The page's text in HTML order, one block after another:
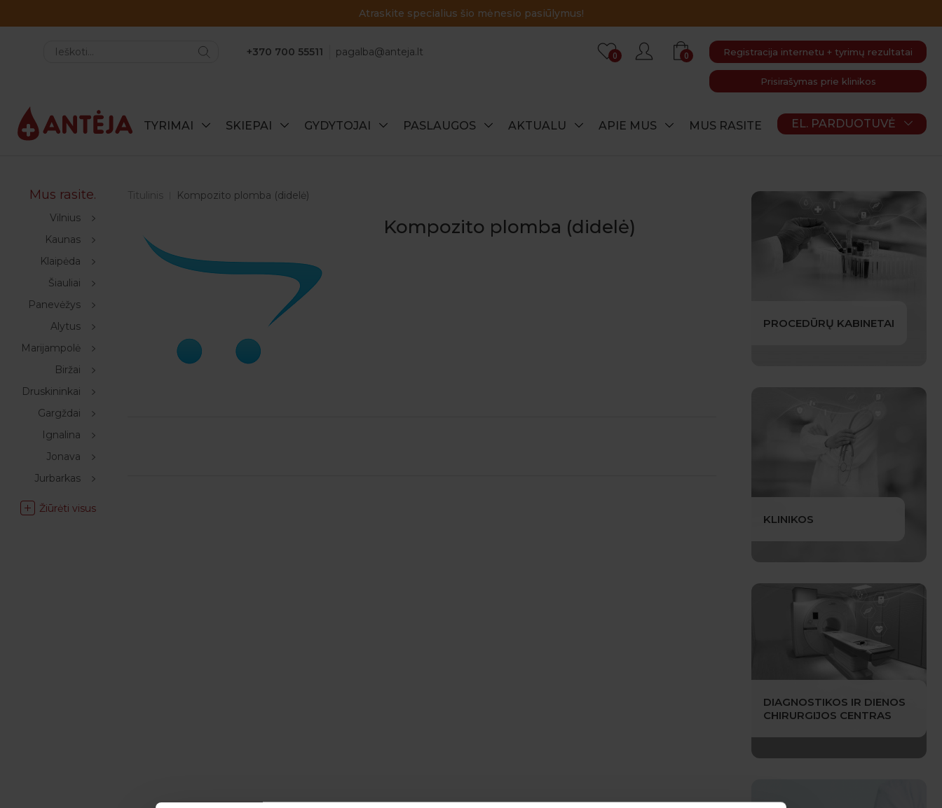
Atraskite specialius šio mėnesio pasiūlymus!
+370 700 55511 pagalba@anteja.lt Registracija internetu + tyrimų rezultatai
Prisirašymas prie klinikos
0 0
TYRIMAI SKIEPAI GYDYTOJAI PASLAUGOS AKTUALU APIE MUS MUS RASITE EL. PARDUOTUVĖ
Mus rasite.
Vilnius
Kaunas
Klaipėda
Šiauliai
Panevėžys
Alytus
Marijampolė
Biržai
Druskininkai
Gargždai
Ignalina
Jonava
Jurbarkas
Žiūrėti visus
Titulinis Kompozito plomba (didelė)
Kompozito plomba (didelė)
PROCEDŪRŲ KABINETAI
KLINIKOS
DIAGNOSTIKOS IR DIENOS
CHIRURGIJOS CENTRAS